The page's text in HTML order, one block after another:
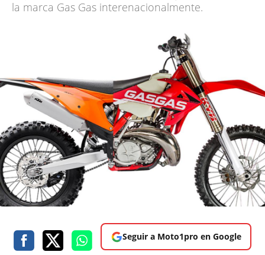
la marca Gas Gas interenacionalmente.
Seguir a Moto1pro en Google